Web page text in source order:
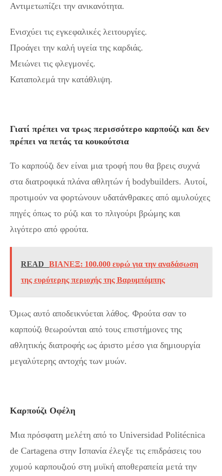
Αντιμετωπίζει την ανικανότητα.
Ενισχύει τις εγκεφαλικές λειτουργίες.
Προάγει την καλή υγεία της καρδιάς.
Μειώνει τις φλεγμονές.
Καταπολεμά την κατάθλιψη.
Γιατί πρέπει να τρως περισσότερο καρπούζι και δεν
πρέπει να πετάς τα κουκούτσια
Το καρπούζι δεν είναι μια τροφή που θα βρεις συχνά
στα διατροφικά πλάνα αθλητών ή bodybuilders. Αυτοί,
προτιμούν να φορτώνουν υδατάνθρακες από αμυλούχες
πηγές όπως το ρύζι και το πλιγούρι βρώμης και
λιγότερο από φρούτα.
READ
ΒΙΑΝΕΞ: 100.000 ευρώ για την αναδάσωση
της ευρύτερης περιοχής της Βαρυμπόμπης
Όμως αυτό αποδεικνύεται λάθος. Φρούτα σαν το
καρπούζι θεωρούνται από τους επιστήμονες της
αθλητικής διατροφής ως άριστο μέσο για δημιουργία
μεγαλύτερης αντοχής των μυών.
Καρπούζι Οφέλη
Μια πρόσφατη μελέτη από το Universidad Politécnica
de Cartagena στην Ισπανία έλεγξε τις επιδράσεις του
χυμού καρπουζιού στη μυϊκή αποθεραπεία μετά την